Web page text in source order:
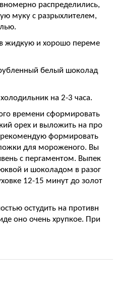
распределились,
муку с разрыхлителем,
жидкую и хорошо переме
белый шоколад
на 2-3 часа.
времени сформировать
орех и выложить на про
формировать
для мороженого. Вы
с пергаментом. Выпек
и шоколадом в разог
12-15 минут до золот
остудить на противн
оно очень хрупкое. При